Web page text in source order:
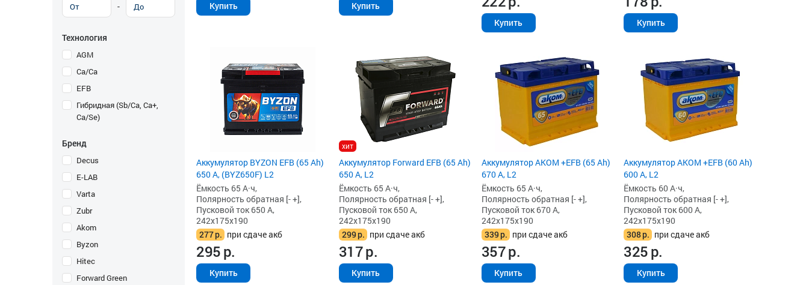
-
Технология
AGM
Ca/Ca
EFB
Гибридная (Sb/Ca, Ca+,
Ca/Se)
Бренд
Decus
E-LAB
Varta
Zubr
Akom
Byzon
Hitec
Forward Green
Купить Купить
Купить Купить
Аккумулятор BYZON EFB (65 Ah)
650 А, (BYZ650F) L2
Ёмкость 65 А·ч,
Полярность обратная [- +],
Пусковой ток 650 А,
242x175x190
277р. при сдаче акб
295р.
Купить
хит
Аккумулятор Forward EFB (65 Ah)
650 А, L2
Ёмкость 65 А·ч,
Полярность обратная [- +],
Пусковой ток 650 А,
242x175x190
299р. при сдаче акб
317р.
Купить
Аккумулятор AKOM +EFB (65 Ah)
670 А, L2
Ёмкость 65 А·ч,
Полярность обратная [- +],
Пусковой ток 670 А,
242x175x190
339р. при сдаче акб
357р.
Купить
Аккумулятор AKOM +EFB (60 Ah)
600 А, L2
Ёмкость 60 А·ч,
Полярность обратная [- +],
Пусковой ток 600 А,
242x175x190
308р. при сдаче акб
325р.
Купить